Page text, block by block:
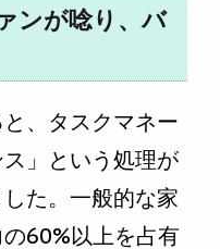
ンが唸り、バ
、タスクマネー
」という処理が
た。一般的な家
60%以上を占有